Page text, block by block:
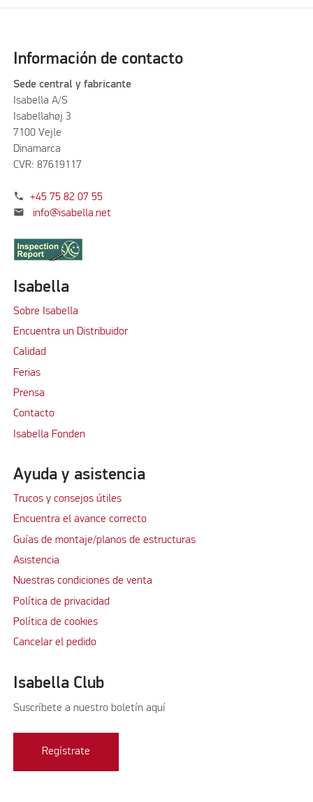
Información de contacto
Sede central y fabricante
Isabella A/S
Isabellahøj 3
7100 Vejle
Dinamarca
CVR: 87619117
phone +45 75 82 07 55
mail info@isabella.net
Isabella
Sobre Isabella
Encuentra un Distribuidor
Calidad
Ferias
Prensa
Contacto
Isabella Fonden
Ayuda y asistencia
Trucos y consejos útiles
Encuentra el avance correcto
Guías de montaje/planos de estructuras
Asistencia
Nuestras condiciones de venta
Política de privacidad
Política de cookies
Cancelar el pedido
Isabella Club
Suscríbete a nuestro boletín aquí
Regístrate